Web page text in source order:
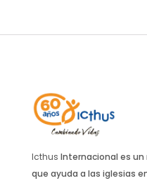
Icthus Internacional es
que ayuda a las iglesias